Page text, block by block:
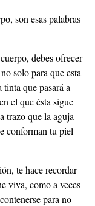
son esas palabras
debes ofrecer
solo para que esta
que pasará a
el que ésta sigue
trazo que la aguja
conforman tu piel
te hace recordar
viva, como a veces
para no